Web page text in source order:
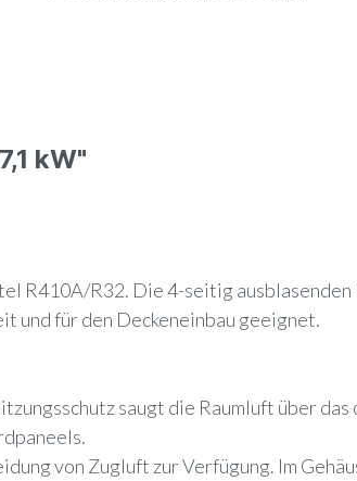
kW"
R410A/R32. Die 4-seitig ausblasenden
und für den Deckeneinbau geeignet.
saugt die Raumluft über das
von Zugluft zur Verfügung. Im